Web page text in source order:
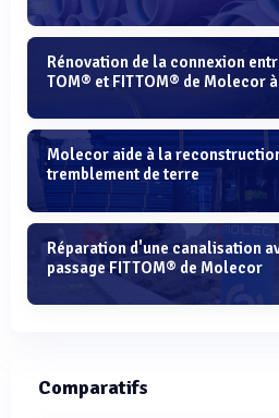
Rénovation de la connexion
TOM® et FITTOM® de Molecor
Molecor aide à la
tremblement de terre
Réparation d'une canalisation
passage FITTOM® de Molecor
Comparatifs